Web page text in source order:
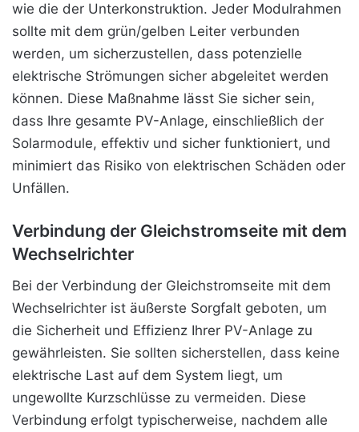
wie die der Unterkonstruktion. Jeder Modulrahmen
sollte mit dem grün/gelben Leiter verbunden
werden, um sicherzustellen, dass potenzielle
elektrische Strömungen sicher abgeleitet werden
können. Diese Maßnahme lässt Sie sicher sein,
dass Ihre gesamte PV-Anlage, einschließlich der
Solarmodule, effektiv und sicher funktioniert, und
minimiert das Risiko von elektrischen Schäden oder
Unfällen.
Verbindung der Gleichstromseite mit dem
Wechselrichter
Bei der Verbindung der Gleichstromseite mit dem
Wechselrichter ist äußerste Sorgfalt geboten, um
die Sicherheit und Effizienz Ihrer PV-Anlage zu
gewährleisten. Sie sollten sicherstellen, dass keine
elektrische Last auf dem System liegt, um
ungewollte Kurzschlüsse zu vermeiden. Diese
Verbindung erfolgt typischerweise, nachdem alle